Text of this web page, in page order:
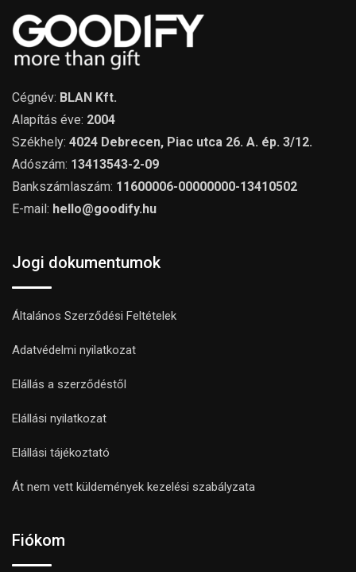
Cégnév: BLAN Kft.
Alapítás éve: 2004
Székhely: 4024 Debrecen, Piac utca 26. A. ép. 3/12.
Adószám: 13413543-2-09
Bankszámlaszám: 11600006-00000000-13410502
E-mail: hello@goodify.hu
Jogi dokumentumok
Általános Szerződési Feltételek
Adatvédelmi nyilatkozat
Elállás a szerződéstől
Elállási nyilatkozat
Elállási tájékoztató
Át nem vett küldemények kezelési szabályzata
Fiókom